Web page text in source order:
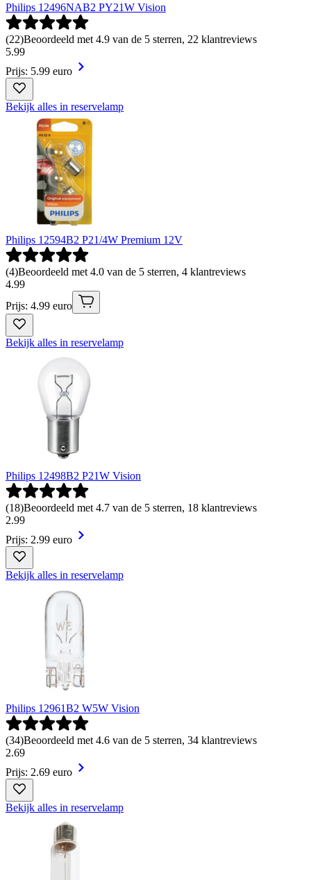
Philips 12496NAB2 PY21W Vision
(22)Beoordeeld met 4.9 van de 5 sterren, 22 klantreviews
5.99
Prijs: 5.99 euro
Bekijk alles in reservelamp
Philips 12594B2 P21/4W Premium 12V
(4)Beoordeeld met 4.0 van de 5 sterren, 4 klantreviews
4.99
Prijs: 4.99 euro
Bekijk alles in reservelamp
Philips 12498B2 P21W Vision
(18)Beoordeeld met 4.7 van de 5 sterren, 18 klantreviews
2.99
Prijs: 2.99 euro
Bekijk alles in reservelamp
Philips 12961B2 W5W Vision
(34)Beoordeeld met 4.6 van de 5 sterren, 34 klantreviews
2.69
Prijs: 2.69 euro
Bekijk alles in reservelamp